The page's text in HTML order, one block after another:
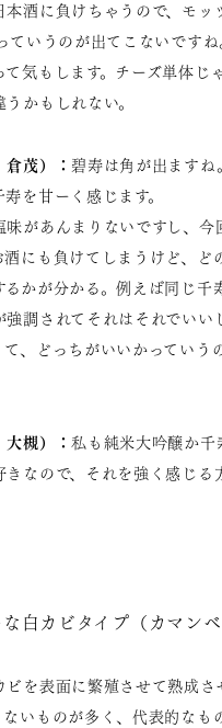
本酒に負けちゃうので、モッ
ていうのが出てこないです
て気もします。チーズ単体じ
かもしれない。
茂）： 碧寿は角が出ますね
を甘ーく感じます。
があんまりないですし、今
酒にも負けてしまうけど、ど
るかが分かる。例えば同じ千
調されてそれはそれでいい
て、どっちがいいかっていう
大槻）：私も純米大吟醸か千
きなので、それを強く感じる
白カビタイプ（カマンベ
ビを表面に繁殖させて熟成さ
いものが多く、代表的なも